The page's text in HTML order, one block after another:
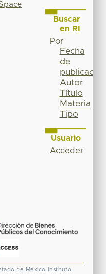
Buscar
en RI
Por
Fecha
de
publicación
Autor
Título
Materia
Tipo
Usuario
Acceder
de México Instituto